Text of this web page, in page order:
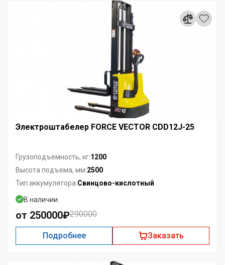
Электроштабелер FORCE VECTOR CDD12J-25
Грузоподъемность, кг:1200
Высота подъема, мм:2500
Тип аккумулятора:Свинцово-кислотный
В наличии
от 250000₽290000
Подробнее Заказать